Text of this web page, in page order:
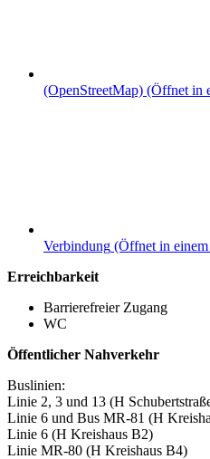
(OpenStreetMap) (Öffnet in
Verbindung (Öffnet in
Erreichbarkeit
Barrierefreier Zugang
WC
Öffentlicher Nahverkehr
Buslinien:
Linie 2, 3 und 13 (H
Linie 6 und Bus MR-81 (H
Linie 6 (H Kreishaus B2)
Linie MR-80 (H Kreishaus B4)